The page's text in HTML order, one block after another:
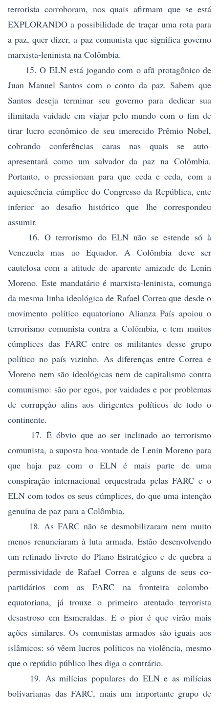
terrorista corroboram, nos quais afirmam que se está
EXPLORANDO a possibilidade de traçar uma rota para
a paz, quer dizer, a paz comunista que significa governo
marxista-leninista na Colômbia.
15. O ELN está jogando com o afã protagônico de
Juan Manuel Santos com o conto da paz. Sabem que
Santos deseja terminar seu governo para dedicar sua
ilimitada vaidade em viajar pelo mundo com o fim de
tirar lucro econômico de seu imerecido Prêmio Nobel,
cobrando conferências caras nas quais se auto-
apresentará como um salvador da paz na Colômbia.
Portanto, o pressionam para que ceda e ceda, com a
aquiescência cúmplice do Congresso da República, ente
inferior ao desafio histórico que lhe correspondeu
assumir.
16. O terrorismo do ELN não se estende só à
Venezuela mas ao Equador. A Colômbia deve ser
cautelosa com a atitude de aparente amizade de Lenin
Moreno. Este mandatário é marxista-leninista, comunga
da mesma linha ideológica de Rafael Correa que desde o
movimento político equatoriano Alianza País apoiou o
terrorismo comunista contra a Colômbia, e tem muitos
cúmplices das FARC entre os militantes desse grupo
político no país vizinho. As diferenças entre Correa e
Moreno nem são ideológicas nem de capitalismo contra
comunismo: são por egos, por vaidades e por problemas
de corrupção afins aos dirigentes políticos de todo o
continente.
17. É óbvio que ao ser inclinado ao terrorismo
comunista, a suposta boa-vontade de Lenin Moreno para
que haja paz com o ELN é mais parte de uma
conspiração internacional orquestrada pelas FARC e o
ELN com todos os seus cúmplices, do que uma intenção
genuína de paz para a Colômbia.
18. As FARC não se desmobilizaram nem muito
menos renunciaram à luta armada. Estão desenvolvendo
um refinado livreto do Plano Estratégico e de quebra a
permissividade de Rafael Correa e alguns de seus co-
partidários com as FARC na fronteira colombo-
equatoriana, já trouxe o primeiro atentado terrorista
desastroso em Esmeraldas. E o pior é que virão mais
ações similares. Os comunistas armados são iguais aos
islâmicos: só vêem lucros políticos na violência, mesmo
que o repúdio público lhes diga o contrário.
19. As milícias populares do ELN e as milícias
bolivarianas das FARC, mais um importante grupo de